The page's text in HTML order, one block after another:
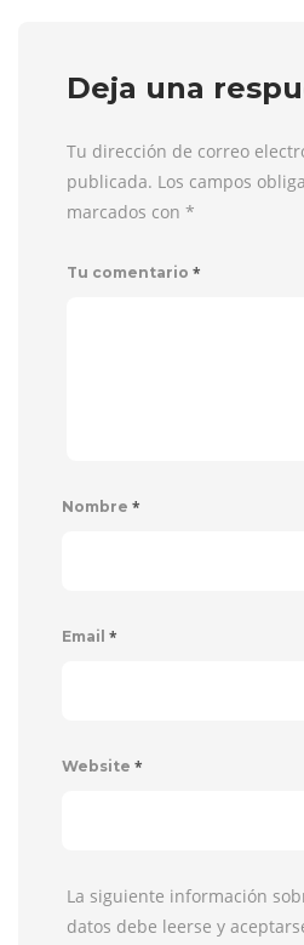
Deja una
Tu dirección de correo
publicada. Los campos
marcados con *
Tu comentario *
Nombre *
Email *
Website *
La siguiente información
datos debe leerse y